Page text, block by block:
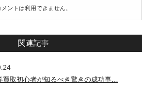
メントは利用できません。
関連記事
買取初心者が知るべき驚きの成功事…